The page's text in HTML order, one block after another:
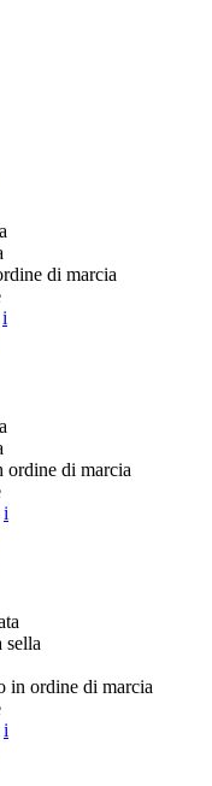
di marcia
i
ordine di marcia
i
sella
in ordine di marcia
i